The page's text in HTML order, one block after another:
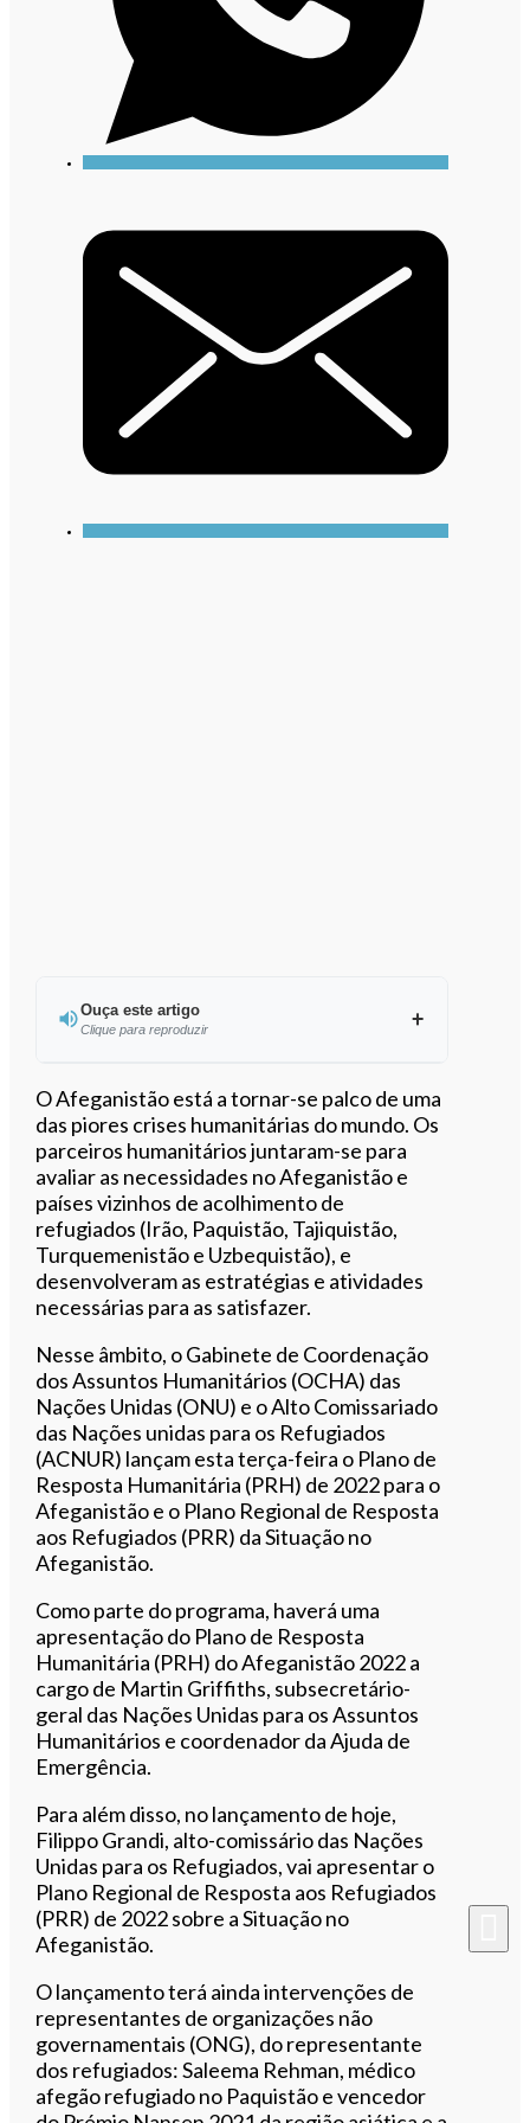
Ouça este artigo
Clique para reproduzir
Ouvir este artigo
O Afeganistão está a tornar-se palco de uma
das piores crises humanitárias do mundo. Os
parceiros humanitários juntaram-se para
avaliar as necessidades no Afeganistão e
países vizinhos de acolhimento de
refugiados (Irão, Paquistão, Tajiquistão,
Turquemenistão e Uzbequistão), e
desenvolveram as estratégias e atividades
necessárias para as satisfazer.
Nesse âmbito, o Gabinete de Coordenação
dos Assuntos Humanitários (OCHA) das
Nações Unidas (ONU) e o Alto Comissariado
das Nações unidas para os Refugiados
(ACNUR) lançam esta terça-feira o Plano de
Resposta Humanitária (PRH) de 2022 para o
Afeganistão e o Plano Regional de Resposta
aos Refugiados (PRR) da Situação no
Afeganistão.
Como parte do programa, haverá uma
apresentação do Plano de Resposta
Humanitária (PRH) do Afeganistão 2022 a
cargo de Martin Griffiths, subsecretário-
geral das Nações Unidas para os Assuntos
Humanitários e coordenador da Ajuda de
Emergência.
Para além disso, no lançamento de hoje,
Filippo Grandi, alto-comissário das Nações
Unidas para os Refugiados, vai apresentar o
Plano Regional de Resposta aos Refugiados
(PRR) de 2022 sobre a Situação no
Afeganistão.
O lançamento terá ainda intervenções de
representantes de organizações não
governamentais (ONG), do representante
dos refugiados: Saleema Rehman, médico
afegão refugiado no Paquistão e vencedor